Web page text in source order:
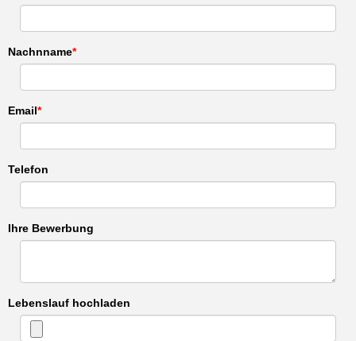
Nachnname
Email
Telefon
Ihre Bewerbung
Lebenslauf hochladen